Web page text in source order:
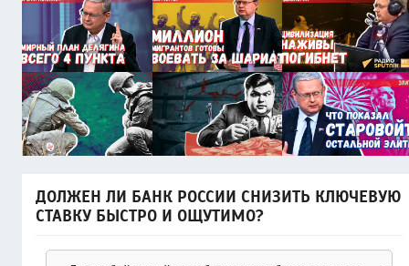
ДОЛЖЕН ЛИ БАНК РОССИИ СНИЗИТЬ КЛЮЧЕВУЮ
СТАВКУ БЫСТРО И ОЩУТИМО?